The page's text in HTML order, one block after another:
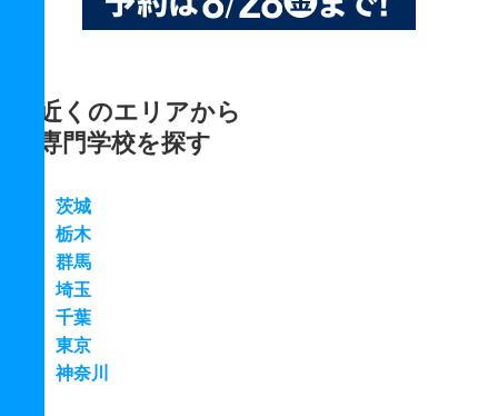
近くのエリアから
専門学校を探す
茨城
栃木
群馬
埼玉
千葉
東京
神奈川